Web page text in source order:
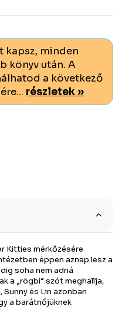
kapsz, minden
könyv után. A
a következő
részletek »
Kitties mérkőzésére
éppen aznap lesz a
soha nem adná
a „rögbi“ szót meghallja,
és Lin azonban
a barátnőjüknek